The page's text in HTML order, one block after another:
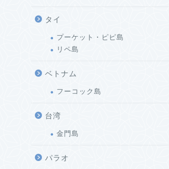
タイ
プーケット・ピピ島
リペ島
ベトナム
フーコック島
台湾
金門島
パラオ